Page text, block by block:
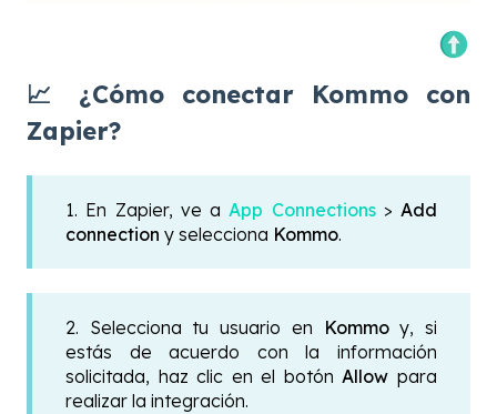
📈 ¿Cómo conectar Kommo con
Zapier?
1. En Zapier, ve a App Connections> Add
connection y selecciona Kommo.
2. Selecciona tu usuario en Kommo y, si
estás de acuerdo con la información
solicitada, haz clic en el botónAllow para
realizar la integración.